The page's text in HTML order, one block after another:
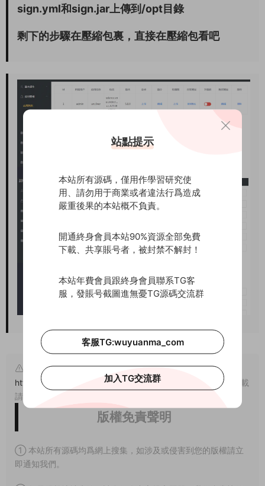
sign.yml和sign.jar上傳到/opt目錄
剩下的步驟在壓縮包裏，直接在壓縮包看吧
原文鏈接：
https://www.wuyuanma.com/wzym/phpym/6675.html ，轉載
請注明出處。
版權免責聲明
① 本站所有源碼均爲網上搜集，如涉及或侵害到您的版權請立
即通知我們。
站點提示
本站所有源碼，僅用作學習研究使
用、請勿用于商業或者違法行爲造成
嚴重後果的本站概不負責。
開通終身會員本站90%資源全部免費
下載、共享賬号者，被封禁不解封！
本站年費會員跟終身會員聯系TG客
服，發賬号截圖進無憂TG源碼交流群
客服TG:wuyuanma_com
加入TG交流群